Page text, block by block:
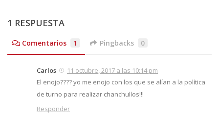
1 RESPUESTA
Comentarios 1 Pingbacks 0
Carlos
11 octubre, 2017 a las 10:14 pm
El enojo???? yo me enojo con los que se alían a la política
de turno para realizar chanchullos!!!
Responder